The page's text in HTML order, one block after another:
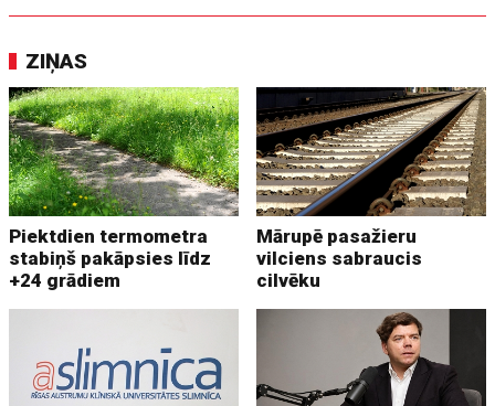
ZIŅAS
Piektdien termometra
stabiņš pakāpsies līdz
+24 grādiem
Mārupē pasažieru
vilciens sabraucis
cilvēku